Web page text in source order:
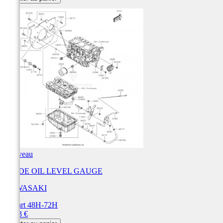
Nouveau
GUIDE OIL LEVEL GAUGE
KAWASAKI
Départ 48H-72H
64,03 €